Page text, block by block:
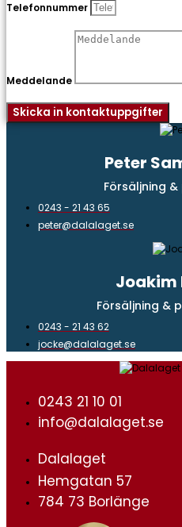
Telefonnummer
Meddelande
Skicka in kontaktuppgifter
Peter
Försäljning
0243 - 21 43 65
peter@dalalaget.se
Joakim
Försäljning &
0243 - 21 43 62
jocke@dalalaget.se
0243 21 10 01
info@dalalaget.se
Dalalaget
Hemgatan 57
784 73 Borlänge